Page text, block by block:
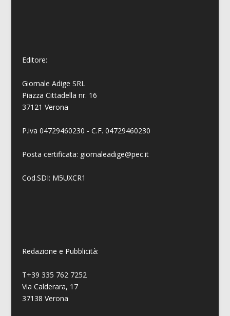
Editore:
Giornale Adige SRL
Piazza Cittadella nr. 16
37121 Verona
P.iva 04729460230 - C.F. 04729460230
Posta certificata: giornaleadige@pec.it
Cod.SDI: M5UXCR1
Redazione e Pubblicità:
T+39 335 762 7252
Via Calderara, 17
37138 Verona